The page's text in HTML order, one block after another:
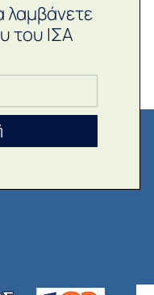
λαμβάνετε
του ΙΣΑ